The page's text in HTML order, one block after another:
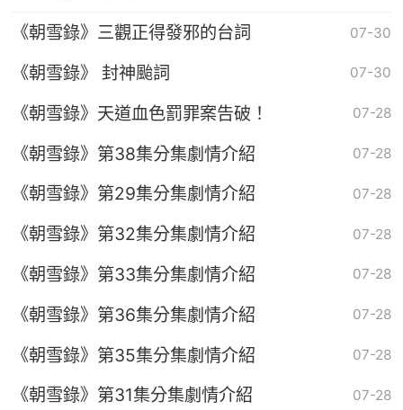
《朝雪錄》三觀正得發邪的台詞 07-30
《朝雪錄》 封神颱詞 07-30
《朝雪錄》天道血色罰罪案告破！ 07-28
《朝雪錄》第38集分集劇情介紹 07-28
《朝雪錄》第29集分集劇情介紹 07-28
《朝雪錄》第32集分集劇情介紹 07-28
《朝雪錄》第33集分集劇情介紹 07-28
《朝雪錄》第36集分集劇情介紹 07-28
《朝雪錄》第35集分集劇情介紹 07-28
《朝雪錄》第31集分集劇情介紹 07-28